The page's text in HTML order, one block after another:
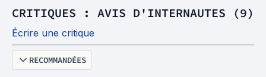
CRITIQUES : AVIS D'INTERNAUTES (9)
Écrire une critique
RECOMMANDÉES